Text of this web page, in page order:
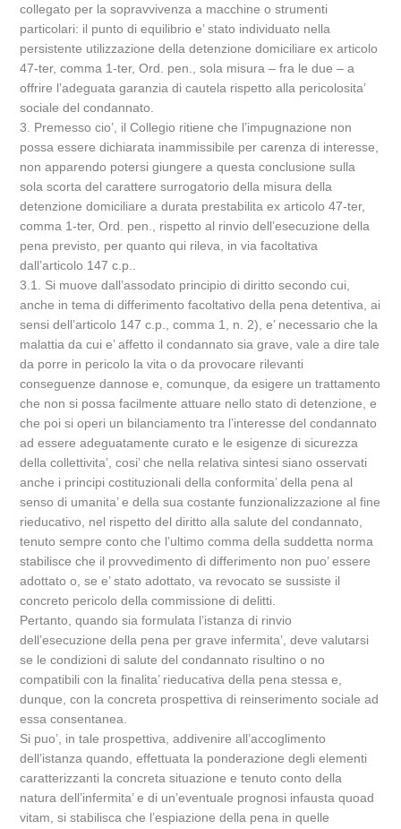
collegato per la sopravvivenza a macchine o strumenti
particolari: il punto di equilibrio e’ stato individuato nella
persistente utilizzazione della detenzione domiciliare ex articolo
47-ter, comma 1-ter, Ord. pen., sola misura – fra le due – a
offrire l’adeguata garanzia di cautela rispetto alla pericolosita’
sociale del condannato.
3. Premesso cio’, il Collegio ritiene che l’impugnazione non
possa essere dichiarata inammissibile per carenza di interesse,
non apparendo potersi giungere a questa conclusione sulla
sola scorta del carattere surrogatorio della misura della
detenzione domiciliare a durata prestabilita ex articolo 47-ter,
comma 1-ter, Ord. pen., rispetto al rinvio dell’esecuzione della
pena previsto, per quanto qui rileva, in via facoltativa
dall’articolo 147 c.p..
3.1. Si muove dall’assodato principio di diritto secondo cui,
anche in tema di differimento facoltativo della pena detentiva, ai
sensi dell’articolo 147 c.p., comma 1, n. 2), e’ necessario che la
malattia da cui e’ affetto il condannato sia grave, vale a dire tale
da porre in pericolo la vita o da provocare rilevanti
conseguenze dannose e, comunque, da esigere un trattamento
che non si possa facilmente attuare nello stato di detenzione, e
che poi si operi un bilanciamento tra l’interesse del condannato
ad essere adeguatamente curato e le esigenze di sicurezza
della collettivita’, cosi’ che nella relativa sintesi siano osservati
anche i principi costituzionali della conformita’ della pena al
senso di umanita’ e della sua costante funzionalizzazione al fine
rieducativo, nel rispetto del diritto alla salute del condannato,
tenuto sempre conto che l’ultimo comma della suddetta norma
stabilisce che il provvedimento di differimento non puo’ essere
adottato o, se e’ stato adottato, va revocato se sussiste il
concreto pericolo della commissione di delitti.
Pertanto, quando sia formulata l’istanza di rinvio
dell’esecuzione della pena per grave infermita’, deve valutarsi
se le condizioni di salute del condannato risultino o no
compatibili con la finalita’ rieducativa della pena stessa e,
dunque, con la concreta prospettiva di reinserimento sociale ad
essa consentanea.
Si puo’, in tale prospettiva, addivenire all’accoglimento
dell’istanza quando, effettuata la ponderazione degli elementi
caratterizzanti la concreta situazione e tenuto conto della
natura dell’infermita’ e di un’eventuale prognosi infausta quoad
vitam, si stabilisca che l’espiazione della pena in quelle